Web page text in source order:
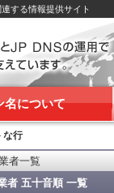
する情報提供サイト
名について
な行
者一覧
者 五十音順 一覧